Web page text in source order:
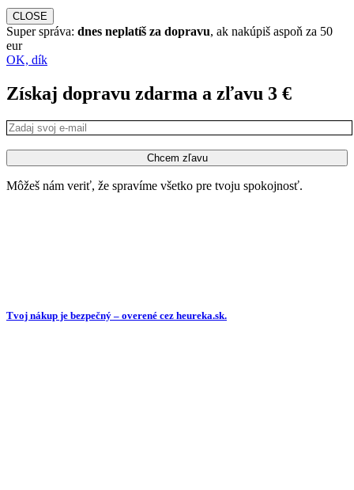
CLOSE
Super správa: dnes neplatíš za dopravu, ak nakúpiš aspoň za 50
eur
OK, dík
Získaj dopravu zdarma a zľavu 3 €
Môžeš nám veriť, že spravíme všetko pre tvoju spokojnosť.
Tvoj nákup je bezpečný – overené cez heureka.sk.